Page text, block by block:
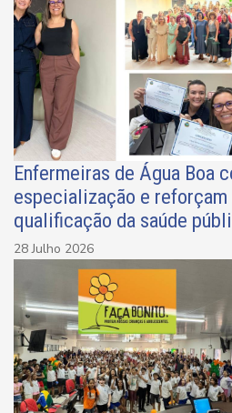
Enfermeiras de Água Boa
especialização e
qualificação da saúde
28 Julho 2026